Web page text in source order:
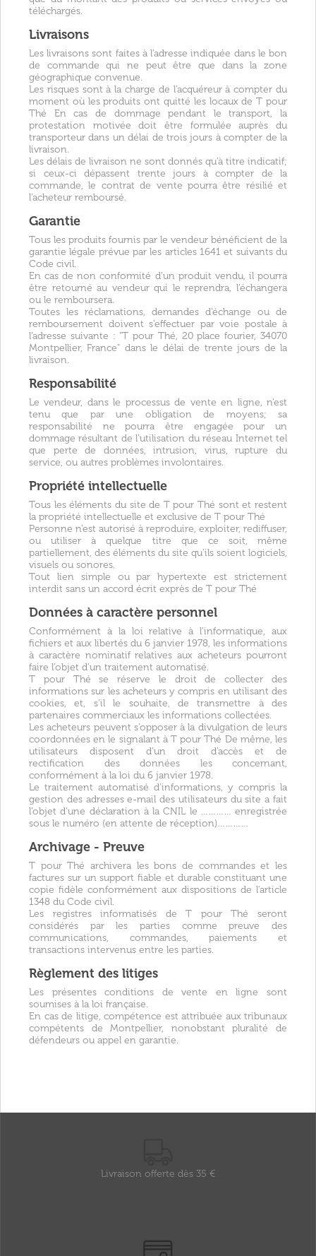
téléchargés.
Livraisons
Les livraisons sont faites à l’adresse indiquée dans le bon
de commande qui ne peut être que dans la zone
géographique convenue.
Les risques sont à la charge de l’acquéreur à compter du
moment où les produits ont quitté les locaux de T pour
Thé En cas de dommage pendant le transport, la
protestation motivée doit être formulée auprès du
transporteur dans un délai de trois jours à compter de la
livraison.
Les délais de livraison ne sont donnés qu’à titre indicatif;
si ceux-ci dépassent trente jours à compter de la
commande, le contrat de vente pourra être résilié et
l’acheteur remboursé.
Garantie
Tous les produits fournis par le vendeur bénéficient de la
garantie légale prévue par les articles 1641 et suivants du
Code civil.
En cas de non conformité d’un produit vendu, il pourra
être retourné au vendeur qui le reprendra, l’échangera
ou le remboursera.
Toutes les réclamations, demandes d’échange ou de
remboursement doivent s’effectuer par voie postale à
l’adresse suivante : "T pour Thé, 20 place fourier, 34070
Montpellier, France" dans le délai de trente jours de la
livraison.
Responsabilité
Le vendeur, dans le processus de vente en ligne, n’est
tenu que par une obligation de moyens; sa
responsabilité ne pourra être engagée pour un
dommage résultant de l’utilisation du réseau Internet tel
que perte de données, intrusion, virus, rupture du
service, ou autres problèmes involontaires.
Propriété intellectuelle
Tous les éléments du site de T pour Thé sont et restent
la propriété intellectuelle et exclusive de T pour Thé
Personne n’est autorisé à reproduire, exploiter, rediffuser,
ou utiliser à quelque titre que ce soit, même
partiellement, des éléments du site qu’ils soient logiciels,
visuels ou sonores.
Tout lien simple ou par hypertexte est strictement
interdit sans un accord écrit exprès de T pour Thé
Données à caractère personnel
Conformément à la loi relative à l’informatique, aux
fichiers et aux libertés du 6 janvier 1978, les informations
à caractère nominatif relatives aux acheteurs pourront
faire l’objet d’un traitement automatisé.
T pour Thé se réserve le droit de collecter des
informations sur les acheteurs y compris en utilisant des
cookies, et, s’il le souhaite, de transmettre à des
partenaires commerciaux les informations collectées.
Les acheteurs peuvent s’opposer à la divulgation de leurs
coordonnées en le signalant à T pour Thé De même, les
utilisateurs disposent d’un droit d’accès et de
rectification des données les concernant,
conformément à la loi du 6 janvier 1978.
Le traitement automatisé d’informations, y compris la
gestion des adresses e-mail des utilisateurs du site a fait
l’objet d’une déclaration à la CNIL le ………… enregistrée
sous le numéro (en attente de réception)…………
Archivage - Preuve
T pour Thé archivera les bons de commandes et les
factures sur un support fiable et durable constituant une
copie fidèle conformément aux dispositions de l’article
1348 du Code civil.
Les registres informatisés de T pour Thé seront
considérés par les parties comme preuve des
communications, commandes, paiements et
transactions intervenus entre les parties.
Règlement des litiges
Les présentes conditions de vente en ligne sont
soumises à la loi française.
En cas de litige, compétence est attribuée aux tribunaux
compétents de Montpellier, nonobstant pluralité de
défendeurs ou appel en garantie.
Livraison offerte dès 35 €